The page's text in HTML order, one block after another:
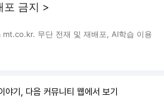
포 금지 >
무단 전재 및 재배포, AI학습 이용
야기, 다음 커뮤니티 웹에서 보기